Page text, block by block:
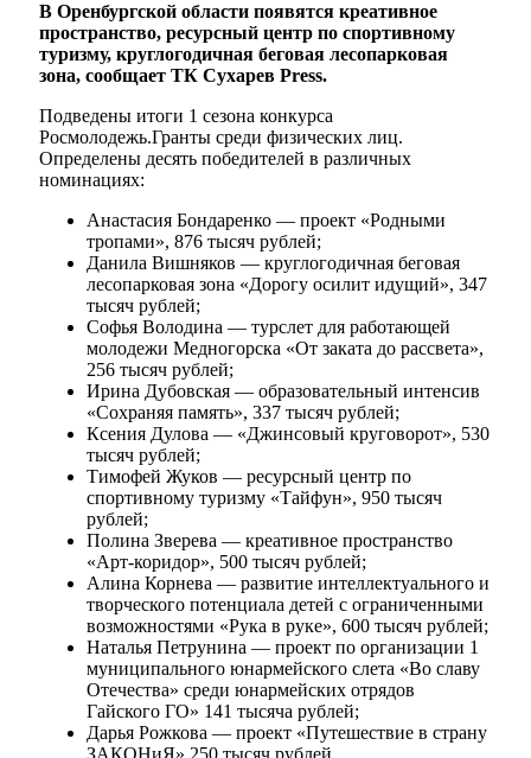
В Оренбургской области появятся креативное
пространство, ресурсный центр по спортивному
туризму, круглогодичная беговая лесопарковая
зона, сообщает ТК Сухарев Press.
Подведены итоги 1 сезона конкурса
Росмолодежь.Гранты среди физических лиц.
Определены десять победителей в различных
номинациях:
Анастасия Бондаренко — проект «Родными
тропами», 876 тысяч рублей;
Данила Вишняков — круглогодичная беговая
лесопарковая зона «Дорогу осилит идущий», 347
тысяч рублей;
Софья Володина — турслет для работающей
молодежи Медногорска «От заката до рассвета»,
256 тысяч рублей;
Ирина Дубовская — образовательный интенсив
«Сохраняя память», 337 тысяч рублей;
Ксения Дулова — «Джинсовый круговорот», 530
тысяч рублей;
Тимофей Жуков — ресурсный центр по
спортивному туризму «Тайфун», 950 тысяч
рублей;
Полина Зверева — креативное пространство
«Арт-коридор», 500 тысяч рублей;
Алина Корнева — развитие интеллектуального и
творческого потенциала детей с ограниченными
возможностями «Рука в руке», 600 тысяч рублей;
Наталья Петрунина — проект по организации 1
муниципального юнармейского слета «Во славу
Отечества» среди юнармейских отрядов
Гайского ГО» 141 тысяча рублей;
Дарья Рожкова — проект «Путешествие в страну